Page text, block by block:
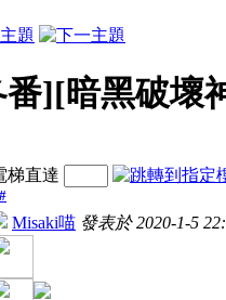
番][暗黑破壞
梯直達
#
Misaki喵 發表於 2020-1-5